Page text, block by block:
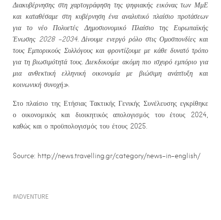
Διακυβέρνησης στη χαρτογράφηση της ψηφιακής εικόνας των ΜμΕ
και καταθέσαμε στη κυβέρνηση ένα αναλυτικό πλαίσιο προτάσεων
για το νέο Πολυετές Δημοσιονομικό Πλαίσιο της Ευρωπαϊκής
Ένωσης 2028 -2034. Δίνουμε ενεργό ρόλο στις Ομοσπονδίες και
τους Εμπορικούς Συλλόγους και φροντίζουμε με κάθε δυνατό τρόπο
για τη βιωσιμότητά τους. Διεκδικούμε ακόμη πιο ισχυρό εμπόριο για
μια ανθεκτική ελληνική οικονομία με βιώσιμη ανάπτυξη και
κοινωνική συνοχή».
Στο πλαίσιο της Ετήσιας Τακτικής Γενικής Συνέλευσης εγκρίθηκε
ο οικονομικός και διοικητικός απολογισμός του έτους 2024,
καθώς και ο προϋπολογισμός του έτους 2025.
Source: http://news.travelling.gr/category/news-in-english/
ADVENTURE